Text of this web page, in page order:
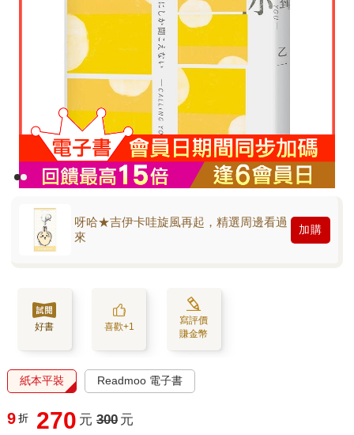
呀哈★吉伊卡哇旋風再起，精選周邊看過
來
加購
好書 喜歡+1
寫評價
賺金幣
紙本平裝 Readmoo 電子書
9 折 270 元 300 元